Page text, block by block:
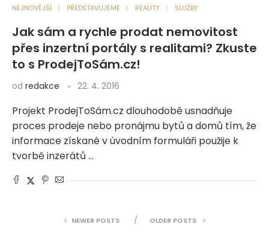
NEJNOVĚJŠÍ PŘEDSTAVUJEME REALITY SLUŽBY
Jak sám a rychle prodat nemovitost
přes inzertní portály s realitami? Zkuste
to s ProdejToSám.cz!
od redakce 22. 4. 2016
Projekt ProdejToSám.cz dlouhodobě usnadňuje
proces prodeje nebo pronájmu bytů a domů tím, že
informace získané v úvodním formuláři použije k
tvorbě inzerátů …
NEWER POSTS OLDER POSTS